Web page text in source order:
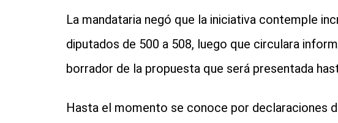
La mandataria negó que la iniciativa contemple
diputados de 500 a 508, luego que circulara
borrador de la propuesta que será presentada
Hasta el momento se conoce por declaraciones